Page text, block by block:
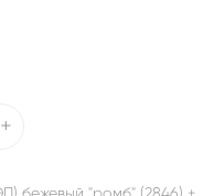
+
бежевый "ромб" (2846) +